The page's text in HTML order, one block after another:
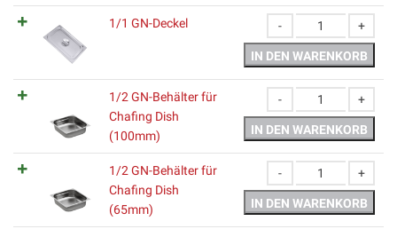
1/1 GN-Deckel
1/1 GN-Deckel Menge
IN DEN WARENKORB
1/2 GN-Behälter für
Chafing Dish
(100mm)
1/2 GN-Behälter für
IN DEN WARENKORB
1/2 GN-Behälter für
Chafing Dish
(65mm)
1/2 GN-Behälter für
IN DEN WARENKORB